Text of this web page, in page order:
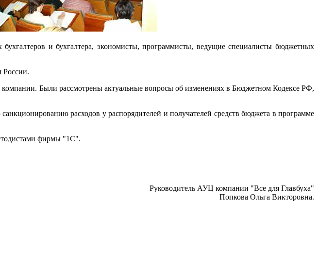
и бухгалтера, экономисты, программисты, ведущие специалисты бюджетных
России.
Были рассмотрены актуальные вопросы об изменениях в Бюджетном Кодексе РФ,
расходов у распорядителей и получателей средств бюджета в программе
фирмы "1С".
Руководитель АУЦ компании "Все для Главбуха"
Попкова Ольга Викторовна.